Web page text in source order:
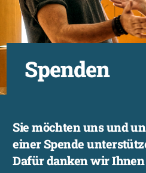
Spenden
Siemöchtenunsund
einerSpende
DafürdankenwirIhnen